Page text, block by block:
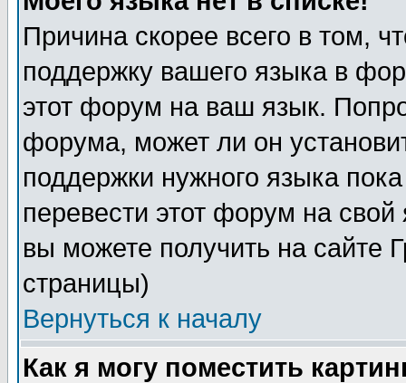
Причина скорее всего в том,
поддержку вашего языка в
этот форум на ваш язык.
форума, может ли он
поддержки нужного языка
перевести этот форум на
вы можете получить на сайте
страницы)
Вернуться к началу
Как я могу поместить